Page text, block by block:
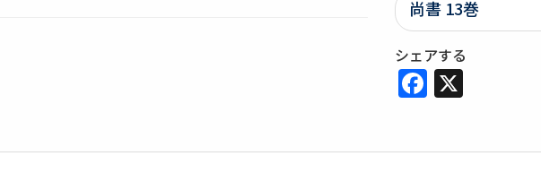
尚書 13巻
シェアする
Facebook
X